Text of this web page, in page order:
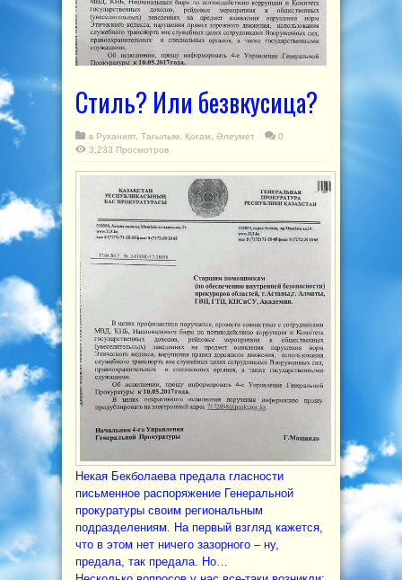
Стиль? Или безвкусица?
в Руханият Тағылым Қоғам Әлеумет
0
3,233 Просмотров
Некая Бекболаева предала гласности
письменное распоряжение Генеральной
прокуратуры своим региональным
подразделениям. На первый взгляд кажется,
что в этом нет ничего зазорного – ну,
предала, так предала. Но…